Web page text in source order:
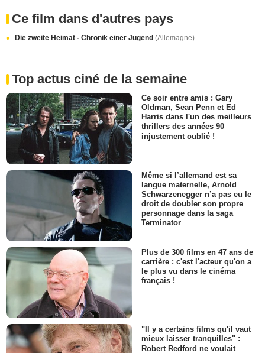
Ce film dans d'autres pays
Die zweite Heimat - Chronik einer Jugend (Allemagne)
Top actus ciné de la semaine
Ce soir entre amis : Gary
Oldman, Sean Penn et Ed
Harris dans l'un des meilleurs
thrillers des années 90
injustement oublié !
Même si l’allemand est sa
langue maternelle, Arnold
Schwarzenegger n’a pas eu le
droit de doubler son propre
personnage dans la saga
Terminator
Plus de 300 films en 47 ans de
carrière : c'est l'acteur qu'on a
le plus vu dans le cinéma
français !
"Il y a certains films qu'il vaut
mieux laisser tranquilles" :
Robert Redford ne voulait